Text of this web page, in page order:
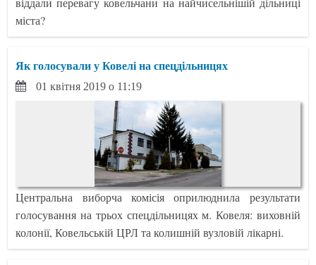
міста?
Як голосували у Ковелі на спецдільницях
01 квітня 2019 о 11:19
Центральна виборча комісія оприлюднила результати
голосування на трьох спецдільницях м. Ковеля: виховній
колонії, Ковельській ЦРЛ та колишній вузловій лікарні.